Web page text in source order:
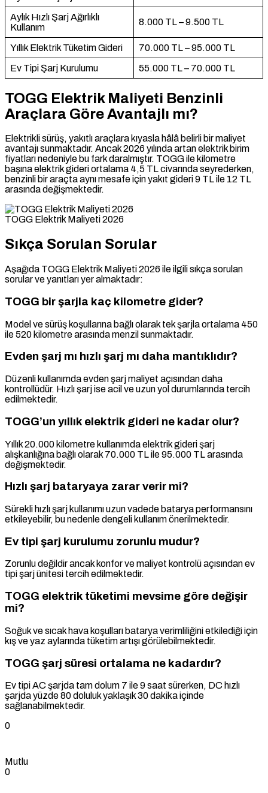
Aylık Hızlı Şarj Ağırlıklı
Kullanım
8.000 TL – 9.500 TL
Yıllık Elektrik Tüketim Gideri
70.000 TL – 95.000 TL
Ev Tipi Şarj Kurulumu
55.000 TL – 70.000 TL
TOGG Elektrik Maliyeti Benzinli
Araçlara Göre Avantajlı mı?
Elektrikli sürüş, yakıtlı araçlara kıyasla hâlâ belirli bir maliyet
avantajı sunmaktadır. Ancak 2026 yılında artan elektrik birim
fiyatları nedeniyle bu fark daralmıştır. TOGG ile kilometre
başına elektrik gideri ortalama 4,5 TL civarında seyrederken,
benzinli bir araçta aynı mesafe için yakıt gideri 9 TL ile 12 TL
arasında değişmektedir.
TOGG Elektrik Maliyeti 2026
Sıkça Sorulan Sorular
Aşağıda TOGG Elektrik Maliyeti 2026 ile ilgili sıkça sorulan
sorular ve yanıtları yer almaktadır:
TOGG bir şarjla kaç kilometre gider?
Model ve sürüş koşullarına bağlı olarak tek şarjla ortalama 450
ile 520 kilometre arasında menzil sunmaktadır.
Evden şarj mı hızlı şarj mı daha mantıklıdır?
Düzenli kullanımda evden şarj maliyet açısından daha
kontrollüdür. Hızlı şarj ise acil ve uzun yol durumlarında tercih
edilmektedir.
TOGG’un yıllık elektrik gideri ne kadar olur?
Yıllık 20.000 kilometre kullanımda elektrik gideri şarj
alışkanlığına bağlı olarak 70.000 TL ile 95.000 TL arasında
değişmektedir.
Hızlı şarj bataryaya zarar verir mi?
Sürekli hızlı şarj kullanımı uzun vadede batarya performansını
etkileyebilir, bu nedenle dengeli kullanım önerilmektedir.
Ev tipi şarj kurulumu zorunlu mudur?
Zorunlu değildir ancak konfor ve maliyet kontrolü açısından ev
tipi şarj ünitesi tercih edilmektedir.
TOGG elektrik tüketimi mevsime göre değişir
mi?
Soğuk ve sıcak hava koşulları batarya verimliliğini etkilediği için
kış ve yaz aylarında tüketim artışı görülebilmektedir.
TOGG şarj süresi ortalama ne kadardır?
Ev tipi AC şarjda tam dolum 7 ile 9 saat sürerken, DC hızlı
şarjda yüzde 80 doluluk yaklaşık 30 dakika içinde
sağlanabilmektedir.
0
Mutlu
0